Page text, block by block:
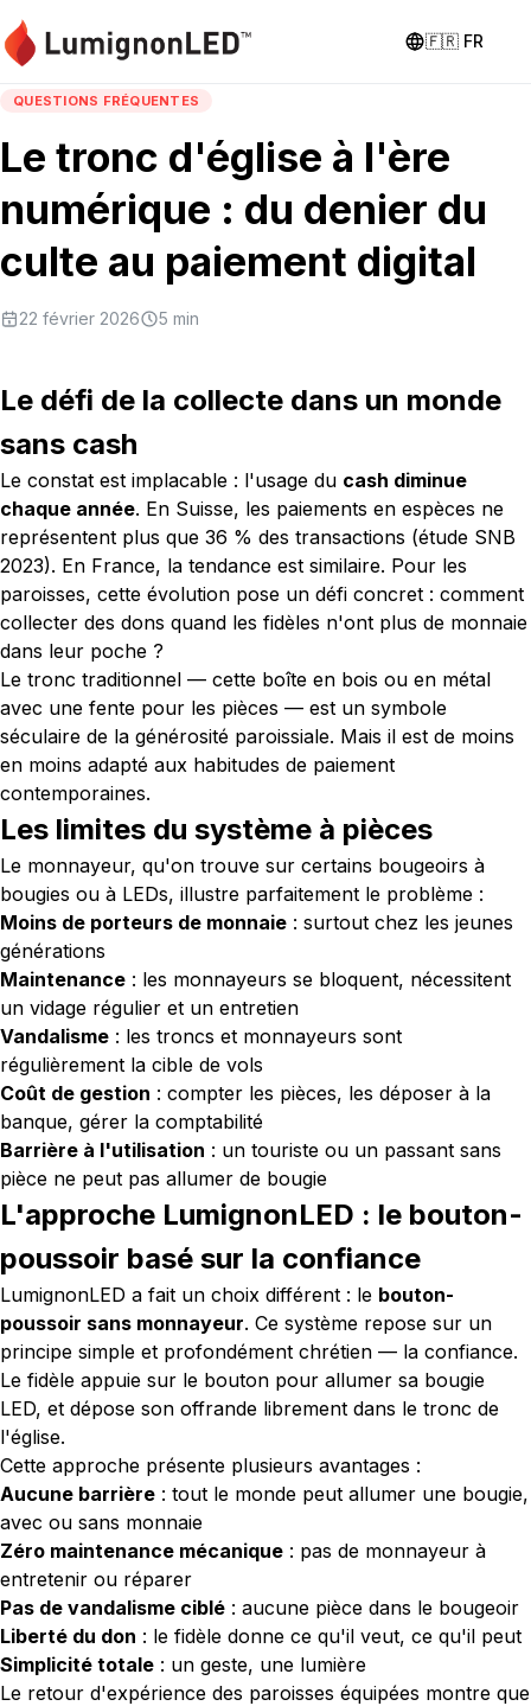
🇫🇷 FR
QUESTIONS FRÉQUENTES
Le tronc d'église à l'ère
numérique : du denier du
culte au paiement digital
22 février 2026 5 min
Le défi de la collecte dans un monde
sans cash
Le constat est implacable : l'usage du cash diminue
chaque année. En Suisse, les paiements en espèces ne
représentent plus que 36 % des transactions (étude SNB
2023). En France, la tendance est similaire. Pour les
paroisses, cette évolution pose un défi concret : comment
collecter des dons quand les fidèles n'ont plus de monnaie
dans leur poche ?
Le tronc traditionnel — cette boîte en bois ou en métal
avec une fente pour les pièces — est un symbole
séculaire de la générosité paroissiale. Mais il est de moins
en moins adapté aux habitudes de paiement
contemporaines.
Les limites du système à pièces
Le monnayeur, qu'on trouve sur certains bougeoirs à
bougies ou à LEDs, illustre parfaitement le problème :
Moins de porteurs de monnaie : surtout chez les jeunes
générations
Maintenance : les monnayeurs se bloquent, nécessitent
un vidage régulier et un entretien
Vandalisme : les troncs et monnayeurs sont
régulièrement la cible de vols
Coût de gestion : compter les pièces, les déposer à la
banque, gérer la comptabilité
Barrière à l'utilisation : un touriste ou un passant sans
pièce ne peut pas allumer de bougie
L'approche LumignonLED : le bouton-
poussoir basé sur la confiance
LumignonLED a fait un choix différent : le bouton-
poussoir sans monnayeur. Ce système repose sur un
principe simple et profondément chrétien — la confiance.
Le fidèle appuie sur le bouton pour allumer sa bougie
LED, et dépose son offrande librement dans le tronc de
l'église.
Cette approche présente plusieurs avantages :
Aucune barrière : tout le monde peut allumer une bougie,
avec ou sans monnaie
Zéro maintenance mécanique : pas de monnayeur à
entretenir ou réparer
Pas de vandalisme ciblé : aucune pièce dans le bougeoir
Liberté du don : le fidèle donne ce qu'il veut, ce qu'il peut
Simplicité totale : un geste, une lumière
Le retour d'expérience des paroisses équipées montre que